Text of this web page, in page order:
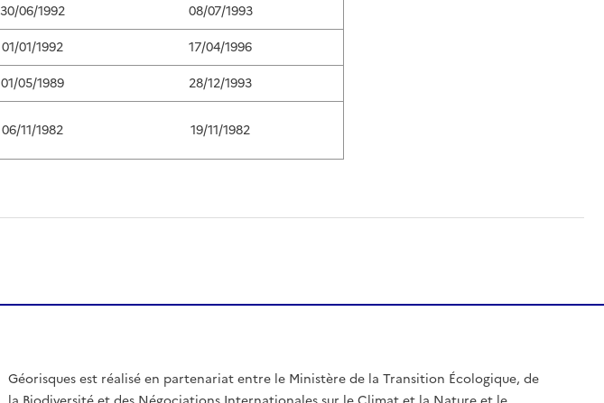
30/06/1992
08/07/1993
01/01/1992
17/04/1996
01/05/1989 28/12/1993
06/11/1982 19/11/1982
Géorisques est réalisé en partenariat entre le Ministère de la Transition Écologique, de